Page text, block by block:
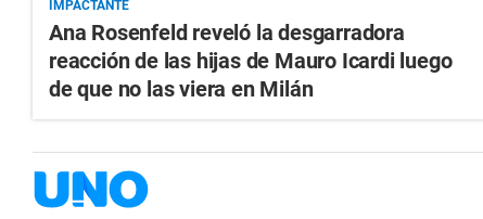
IMPACTANTE
Ana Rosenfeld reveló la desgarradora
reacción de las hijas de Mauro Icardi luego
de que no las viera en Milán